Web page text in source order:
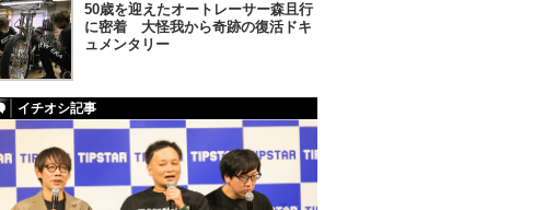
50歳を迎えたオートレーサー森且行
に密着 大怪我から奇跡の復活ドキ
ュメンタリー
イチオシ記事